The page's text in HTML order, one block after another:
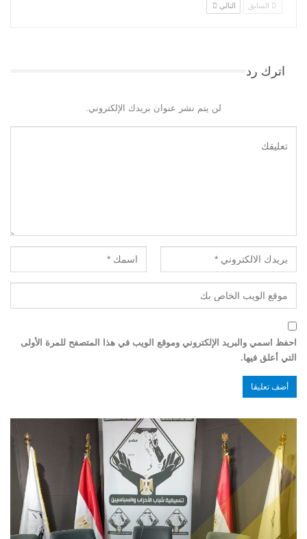
السابق التالي
اترك رد
لن يتم نشر عنوان بريدك الإلكتروني.
احفظ اسمي والبريد الإلكتروني وموقع الويب في هذا المتصفح للمرة الأولى
التي أعلق فيها.